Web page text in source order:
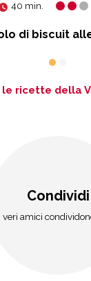
40 min.
di biscuit
ricette della
Condividi
I veri amici